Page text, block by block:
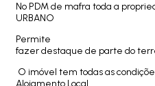
No PDM de mafra toda a
URBANO
Permite
fazer destaque de parte do
O imóvel tem todas as
Alojamento Local